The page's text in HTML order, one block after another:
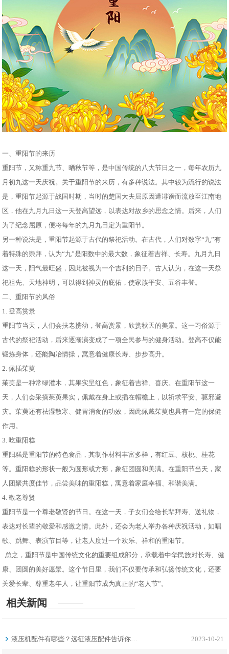
一、重阳节的来历
重阳节，又称重九节、晒秋节等，是中国传统的八大节日之一，每年农历九
月初九这一天庆祝。关于重阳节的来历，有多种说法。其中较为流行的说法
是，重阳节起源于战国时期，当时的楚国大夫屈原因遭诽谤而流放至江南地
区，他在九月九日这一天登高望远，以表达对故乡的思念之情。后来，人们
为了纪念屈原，便将每年的九月九日定为重阳节。
另一种说法是，重阳节起源于古代的祭祀活动。在古代，人们对数字“九”有
着特殊的崇拜，认为“九”是阳数中的最大数，象征着吉祥、长寿。九月九日
这一天，阳气最旺盛，因此被视为一个吉利的日子。古人认为，在这一天祭
祀祖先、天地神明，可以得到神灵的庇佑，使家族平安、五谷丰登。
二、重阳节的风俗
1. 登高赏景
重阳节当天，人们会扶老携幼，登高赏景，欣赏秋天的美景。这一习俗源于
古代的祭祀活动，后来逐渐演变成了一项全民参与的健身活动。登高不仅能
锻炼身体，还能陶冶情操，寓意着健康长寿、步步高升。
2. 佩插茱萸
茱萸是一种常绿灌木，其果实呈红色，象征着吉祥、喜庆。在重阳节这一
天，人们会采摘茱萸果实，佩戴在身上或插在帽檐上，以祈求平安、驱邪避
灾。茱萸还有祛湿散寒、健胃消食的功效，因此佩戴茱萸也具有一定的保健
作用。
3. 吃重阳糕
重阳糕是重阳节的特色食品，其制作材料丰富多样，有红豆、核桃、桂花
等。重阳糕的形状一般为圆形或方形，象征团圆和美满。在重阳节当天，家
人团聚共度佳节，品尝美味的重阳糕，寓意着家庭幸福、和谐美满。
4. 敬老尊贤
重阳节是一个尊老敬贤的节日。在这一天，子女们会给长辈拜寿、送礼物，
表达对长辈的敬爱和感激之情。此外，还会为老人举办各种庆祝活动，如唱
歌、跳舞、表演节目等，让老人度过一个欢乐、祥和的重阳节。
总之，重阳节是中国传统文化的重要组成部分，承载着中华民族对长寿、健
康、团圆的美好愿景。这个节日里，我们不仅要传承和弘扬传统文化，还要
关爱长辈、尊重老年人，让重阳节成为真正的“老人节”。
相关新闻
液压机配件有哪些？远征液压配件告诉你… 2023-10-21